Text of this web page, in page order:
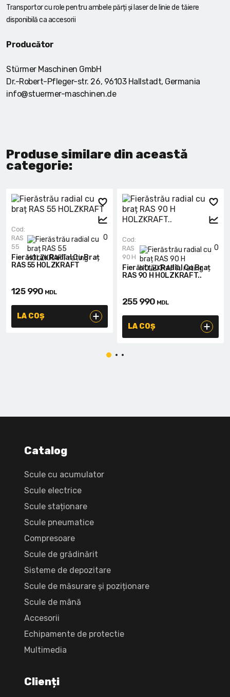
Transportor cu role pentru ambele părți și laser de linie de tăiere
disponibilă ca accesorii
Producător
Stürmer Maschinen GmbH
Dr.-Robert-Pfleger-str. 26, 96103 Hallstadt, Germania
info@stuermer-maschinen.de
Produse similare din această
categorie:
0
Cod:
RAS
55
Fierăstrău Radial Cu Braț
RAS 55 HOLZKRAFT
125 990 MDL
LA COȘ
0
Cod:
RAS
90 H
Fierăstrău Radial Cu Braț
RAS 90 H HOLZKRAFT..
255 990 MDL
LA COȘ
Catalog
Scule cu acumulator
Scule electrice
Scule staționare
Scule pneumatice
Compresoare
Scule de grădinărit
Sisteme de depozitare
Scule de măsurare și poziționare
Scule de mână
Accesorii
Echipamente de protectie
Multimedia
Clienți